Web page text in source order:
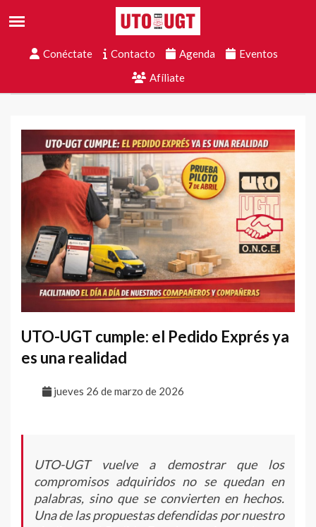
Conéctate Contacto Agenda
Eventos
Afíliate
UTO-UGT cumple: el Pedido Exprés ya
es una realidad
jueves 26 de marzo de 2026
UTO-UGT vuelve a demostrar que los
compromisos adquiridos no se quedan en
palabras, sino que se convierten en hechos.
Una de las propuestas defendidas por nuestro